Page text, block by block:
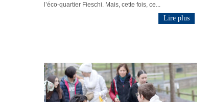
l’éco-quartier Fieschi. Mais, cette fois, ce...
Lire plus